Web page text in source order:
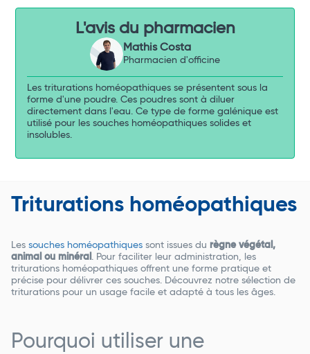
L'avis du pharmacien
Mathis Costa
Pharmacien d'officine
Les triturations homéopathiques se présentent sous la
forme d'une poudre. Ces poudres sont à diluer
directement dans l'eau. Ce type de forme galénique est
utilisé pour les souches homéopathiques solides et
insolubles.
Triturations homéopathiques
Les souches homéopathiques sont issues du règne végétal,
animal ou minéral . Pour faciliter leur administration, les
triturations homéopathiques offrent une forme pratique et
précise pour délivrer ces souches. Découvrez notre sélection de
triturations pour un usage facile et adapté à tous les âges.
Pourquoi utiliser une